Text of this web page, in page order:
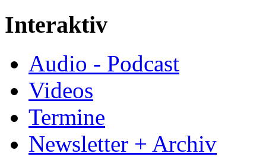
Interaktiv
Audio - Podcast
Videos
Termine
Newsletter + Archiv